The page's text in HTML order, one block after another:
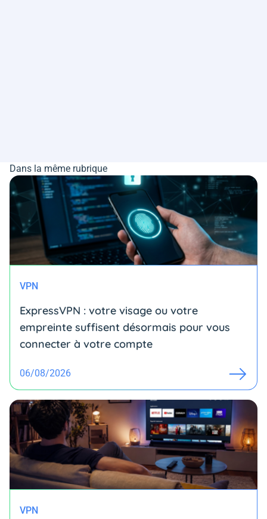
Dans la même rubrique
VPN
ExpressVPN : votre visage ou votre
empreinte suffisent désormais pour vous
connecter à votre compte
06/08/2026
VPN